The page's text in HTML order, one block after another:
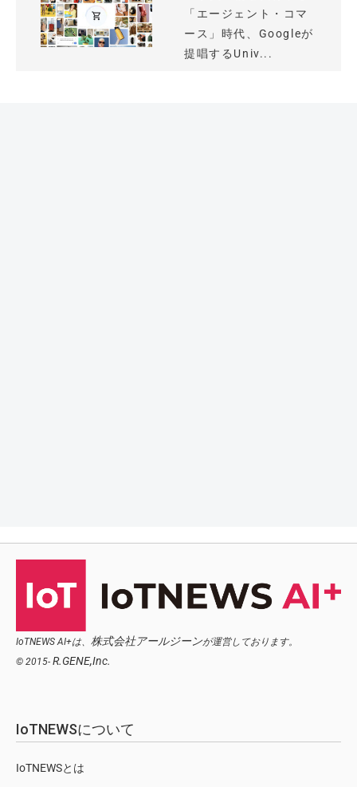
「エージェント・コマ
ース」時代、Googleが
提唱するUniv...
IoTNEWS AI+は、 株式会社アールジーンが運営しております。
© 2015- R.GENE,Inc.
IoTNEWSについて
IoTNEWSとは